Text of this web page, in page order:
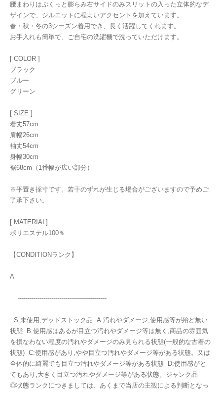
腰まわりはぷくっと膨らみ右サイドのみスリットの入った立体的なデ
ザインで、シルエットに程よいアクセントを加えています。
春・秋・冬の3シーズン着用でき、長く活躍してくれます。
お手入れも簡単で、ご自宅の洗濯機で洗っていただけます。
[ COLOR ]
ブラック
ブルー
グリーン
[ SIZE ]
着丈57cm
肩幅26cm
袖丈54cm
身幅30cm
裾68cm（1番幅が広い部分）
※平置き採寸です。若干のずれが生じる場合がございますので予めご
了承下さい。
[ MATERIAL]
ポリエステル100％
【CONDITIONランク】
A
---------------------------------------------
S:未使用,デッドストック品 A:汚れやダメージ,使用感等が殆ど無い
状態 B:使用感はあるが目立つ汚れやダメージ等は無く,商品の雰囲気
を損なわない程度の汚れやダメージのみ見られる状態(一般的な古着の
状態) C:使用感があり,やや目立つ汚れやダメージ等がある状態。又は
全体的に綺麗でも目立つ汚れやダメージ等がある状態 D:使用感がと
てもあり,大きく目立つ汚れやダメージ等がある状態。ジャンク品
◎状態ランクにつきましては、あくまで当店の主観による判断となっ